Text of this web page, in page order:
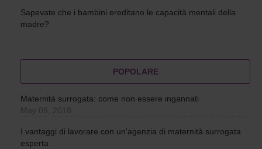
Sapevate che i bambini ereditano le capacità mentali della
madre?
POPOLARE
Maternità surrogata: come non essere ingannati
May 09, 2018
I vantaggi di lavorare con un'agenzia di maternità surrogata
esperta